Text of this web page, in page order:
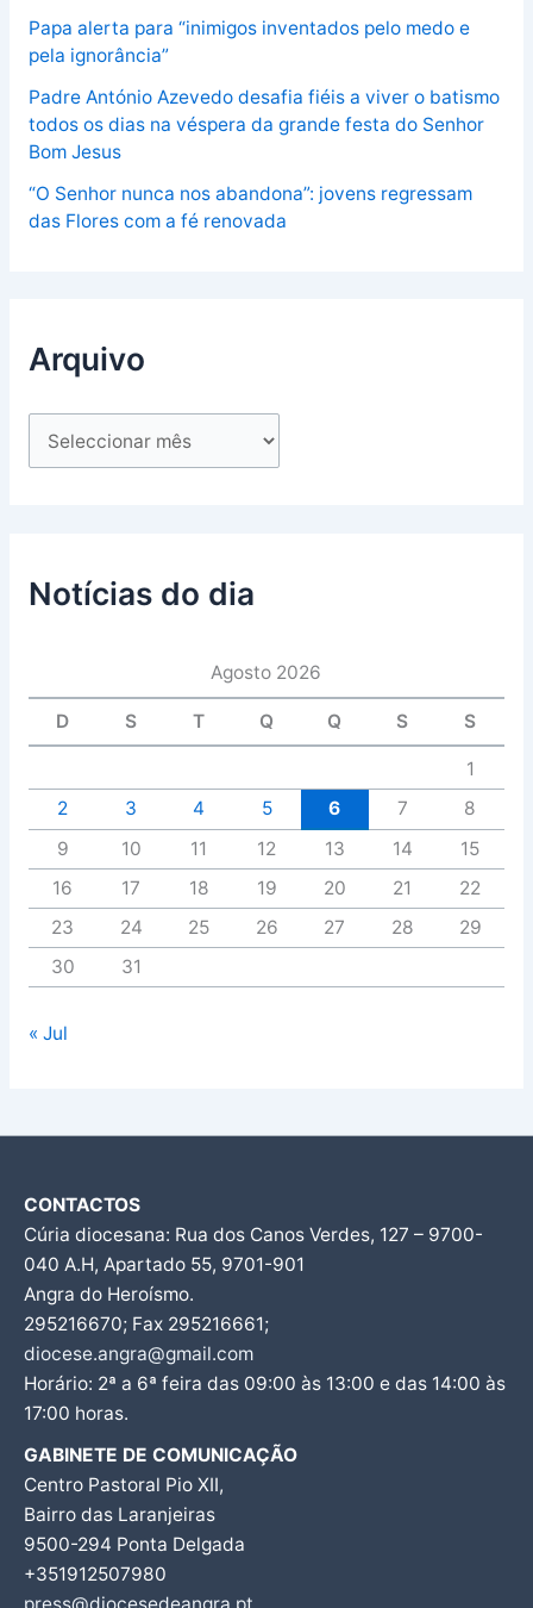
Papa alerta para “inimigos inventados pelo medo e
pela ignorância”
Padre António Azevedo desafia fiéis a viver o batismo
todos os dias na véspera da grande festa do Senhor
Bom Jesus
“O Senhor nunca nos abandona”: jovens regressam
das Flores com a fé renovada
Arquivo
Notícias do dia
Agosto 2026
D S T Q Q S S
1
2
3 4 5 6 7
8
9
10 11 12 13 14
15
16
17 18 19 20 21
22
23
24 25 26 27 28
29
30
31
« Jul
CONTACTOS
Cúria diocesana: Rua dos Canos Verdes, 127 – 9700-
040 A.H, Apartado 55, 9701-901
Angra do Heroísmo.
295216670; Fax 295216661;
diocese.angra@gmail.com
Horário: 2ª a 6ª feira das 09:00 às 13:00 e das 14:00 às
17:00 horas.
GABINETE DE COMUNICAÇÃO
Centro Pastoral Pio XII,
Bairro das Laranjeiras
9500-294 Ponta Delgada
+351912507980